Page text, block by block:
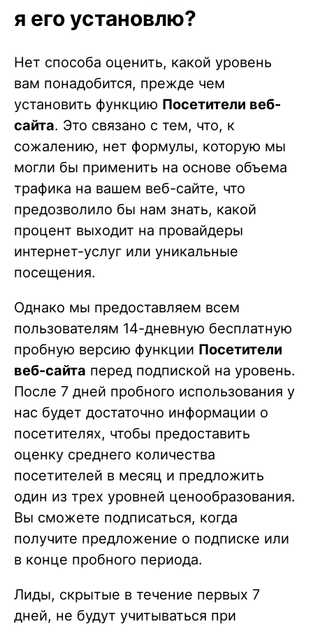
я его установлю?
Нет способа оценить, какой уровень
вам понадобится, прежде чем
установить функцию Посетители веб-
сайта. Это связано с тем, что, к
сожалению, нет формулы, которую мы
могли бы применить на основе объема
трафика на вашем веб-сайте, что
предозволило бы нам знать, какой
процент выходит на провайдеры
интернет-услуг или уникальные
посещения.
Однако мы предоставляем всем
пользователям 14-дневную бесплатную
пробную версию функции Посетители
веб-сайта перед подпиской на уровень.
После 7 дней пробного использования у
нас будет достаточно информации о
посетителях, чтобы предоставить
оценку среднего количества
посетителей в месяц и предложить
один из трех уровней ценообразования.
Вы сможете подписаться, когда
получите предложение о подписке или
в конце пробного периода.
Лиды, скрытые в течение первых 7
дней, не будут учитываться при